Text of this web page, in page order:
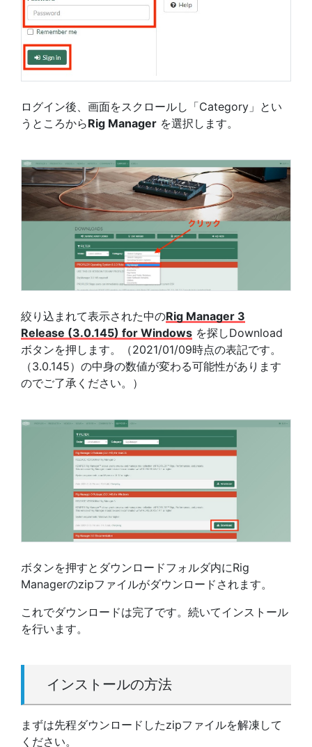
ログイン後、画面をスクロールし「Category」とい
うところからRig Manager を選択します。
絞り込まれて表示された中のRig Manager 3
Release (3.0.145) for Windows を探しDownload
ボタンを押します。（2021/01/09時点の表記です。
（3.0.145）の中身の数値が変わる可能性があります
のでご了承ください。）
ボタンを押すとダウンロードフォルダ内にRig
Managerのzipファイルがダウンロードされます。
これでダウンロードは完了です。続いてインストール
を行います。
インストールの方法
まずは先程ダウンロードしたzipファイルを解凍して
ください。